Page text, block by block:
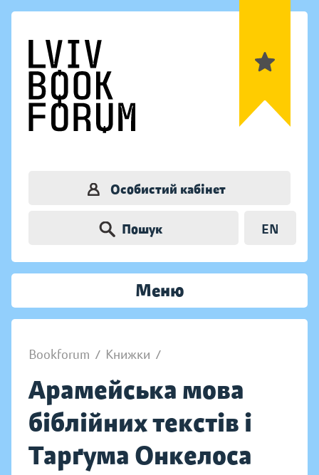
Особистий кабінет
Пошук EN
Меню
Bookforum / Книжки /
Арамейська мова
біблійних текстів і
Тарґума Онкелоса